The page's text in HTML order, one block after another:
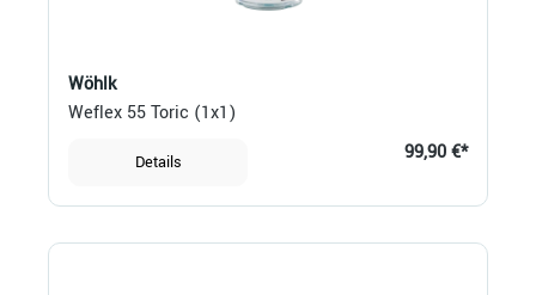
Wöhlk
Weflex 55 Toric (1x1)
Details 99,90 €*